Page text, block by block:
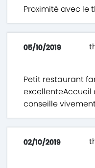
Proximité avec le
05/10/2019
Petit restaurant
excellenteAccueil
conseille
02/10/2019